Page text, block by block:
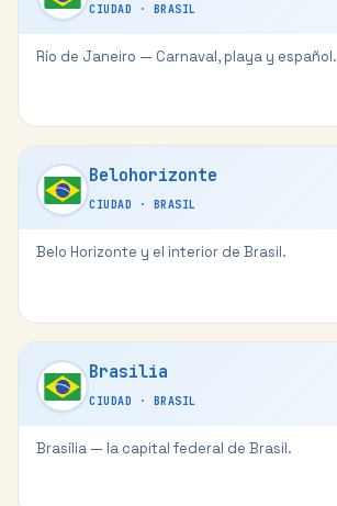
CIUDAD · BRASIL
Río de Janeiro — Carnaval, playa y español.
Belohorizonte
CIUDAD · BRASIL
Belo Horizonte y el interior de Brasil.
Brasilia
CIUDAD · BRASIL
Brasília — la capital federal de Brasil.